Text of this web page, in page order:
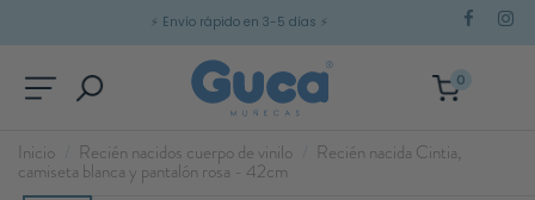
⚡ Envío rápido en 3-5 días ⚡
0
Inicio Recién nacidos cuerpo de vinilo Recién nacida Cintia,
camiseta blanca y pantalón rosa - 42cm